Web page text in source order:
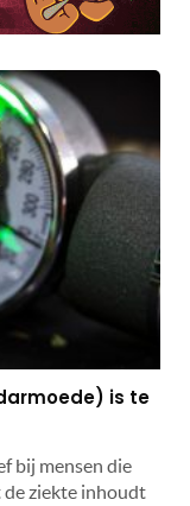
is te
bij mensen die
de ziekte inhoudt